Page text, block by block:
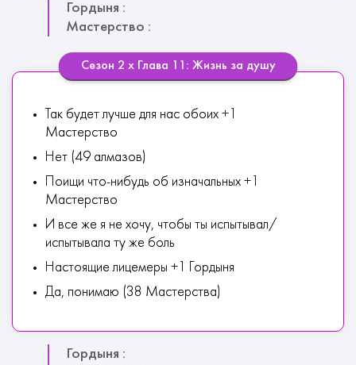
Гордыня :
Мастерство :
Сезон 2 х Глава 11: Жизнь за душу
Так будет лучше для нас обоих +1
Мастерство
Нет (49 алмазов)
Поищи что-нибудь об изначальных +1
Мастерство
И все же я не хочу, чтобы ты испытывал/
испытывала ту же боль
Настоящие лицемеры +1 Гордыня
Да, понимаю (38 Мастерства)
Гордыня :